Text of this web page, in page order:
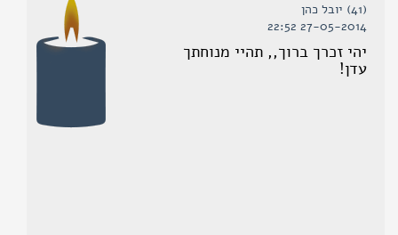
(41) יובל כהן
27-05-2014 22:52
יהי זכרך ברוך,, תהיי מנוחתך
עדן!